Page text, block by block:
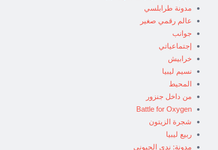
مدونة طرابلسي
عالم رقمي صغير
جوانب
إجتماعياتي
خرابيش
نسيم ليبيا
المحيط
من داخل جنزور
Battle for Oxygen
شجرة الزيتون
ربيع ليبيا
مدونة: ندى الحبوني